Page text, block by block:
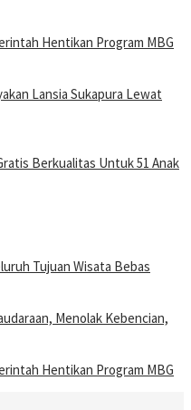
Hentikan Program MBG
Lansia Sukapura Lewat
Berkualitas Untuk 51 Anak
Tujuan Wisata Bebas
Menolak Kebencian,
Hentikan Program MBG